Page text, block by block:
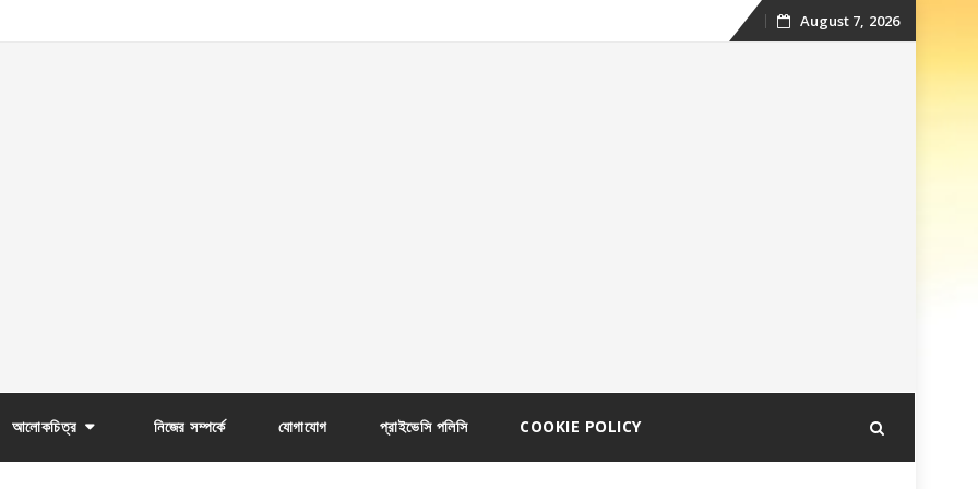
Skip
August 7, 2026
আলোকচিত্র নিজের সম্পর্কে যোগাযোগ প্রাইভেসি পলিসি COOKIE POLICY